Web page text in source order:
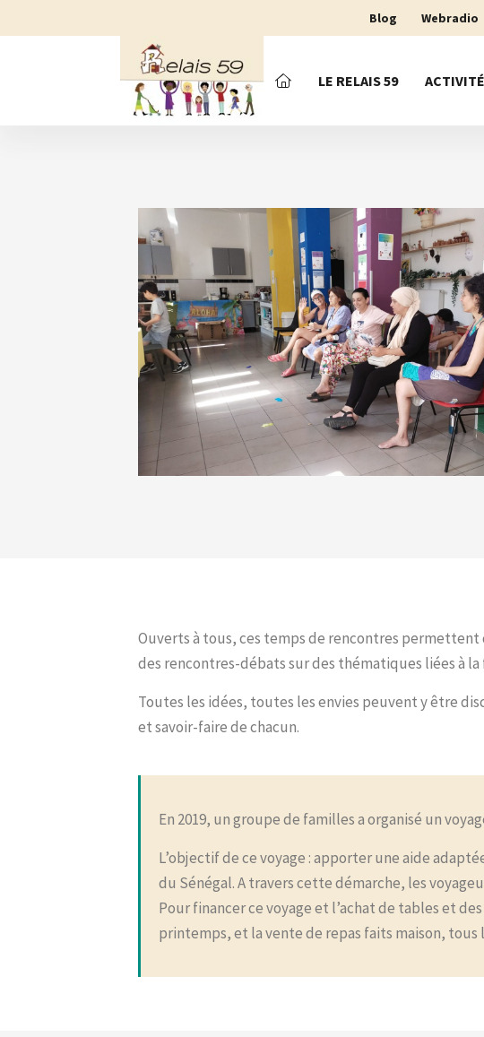
Blog Webradio
LE RELAIS 59
Ouverts à tous, ces temps de rencontres
des rencontres-débats sur des thématiques liées à
Toutes les idées, toutes les envies peuvent y être
et savoir-faire de chacun.
En 2019, un groupe de familles a organisé un
L’objectif de ce voyage : apporter une aide
du Sénégal. A travers cette démarche, les
Pour financer ce voyage et l’achat de tables et
printemps, et la vente de repas faits maison, tous